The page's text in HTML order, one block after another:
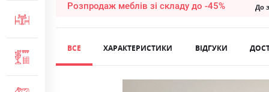
Розпродаж меблів зі складу до -45% До
ВСЕ ХАРАКТЕРИСТИКИ ВІДГУКИ